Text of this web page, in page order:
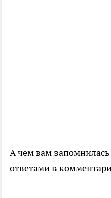
А чем вам запомнилась
ответами в